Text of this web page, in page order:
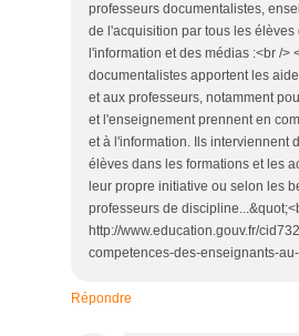
professeurs documentalistes,
de l'acquisition par tous les élèves
l'information et des médias :<br />
documentalistes apportent les
et aux professeurs, notamment
et l'enseignement prennent en
et à l'information. Ils interviennent
élèves dans les formations et les
leur propre initiative ou selon les
professeurs de
http://www.education.gouv.fr/
competences-des-enseignants-
Répondre